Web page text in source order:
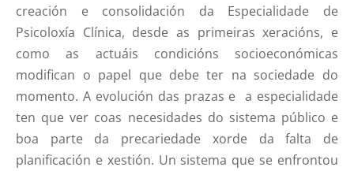
creación e consolidación da Especialidade de
Psicoloxía Clínica, desde as primeiras xeracións, e
como as actuáis condicións socioeconómicas
modifican o papel que debe ter na sociedade do
momento. A evolución das prazas e a especialidade
ten que ver coas necesidades do sistema público e
boa parte da precariedade xorde da falta de
planificación e xestión. Un sistema que se enfrontou